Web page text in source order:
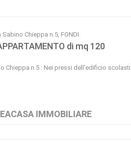
Sabino Chieppa n.5, FONDI
di mq 120
Chieppa n.5 : Nei pressi dell'edificio
IMMOBILIARE